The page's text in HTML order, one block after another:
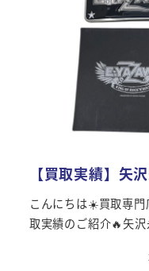
【買取実績】矢
こんにちは☀️買取専
取実績のご紹介🔥矢